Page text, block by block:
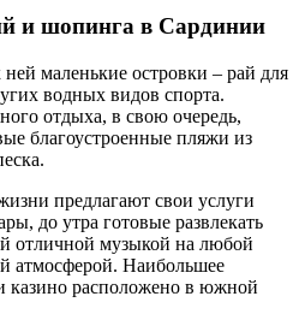
и шопинга в Сардинии
маленькие островки – рай для
водных видов спорта.
отдыха, в свою очередь,
благоустроенные пляжи из
предлагают свои услуги
до утра готовые развлекать
отличной музыкой на любой
атмосферой. Наибольшее
казино расположено в южной